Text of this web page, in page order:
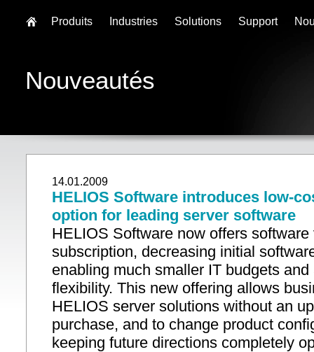
Nouveautés
14.01.2009
HELIOS Software introduces low-
option for leading server software
HELIOS Software now offers software
subscription, decreasing initial
enabling much smaller IT budgets
flexibility. This new offering allows
HELIOS server solutions without an
purchase, and to change product
keeping future directions completely
Produits Industries Solutions Support